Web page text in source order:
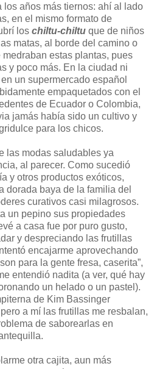
los años más tiernos: ahí al lado
en el mismo formato de
los chiltu-chiltu que de niños
matas, al borde del camino o
estas plantas, pues
y poco más. En la ciudad ni
un supermercado español
empaquetados con el
de Ecuador o Colombia,
jamás había sido un cultivo y
para los chicos.
las modas saludables ya
al parecer. Como sucedió
y otros productos exóticos,
dorada baya de la familia del
curativos casi milagrosos.
un pepino sus propiedades
a casa fue por puro gusto,
y despreciando las frutillas
encajarme aprovechando
para la gente fresa, caserita”,
entendió nadita (a ver, qué hay
un helado o un pastel).
de Kim Bassinger
a mí las frutillas me resbalan,
de saborearlas en
otra cajita, aun más